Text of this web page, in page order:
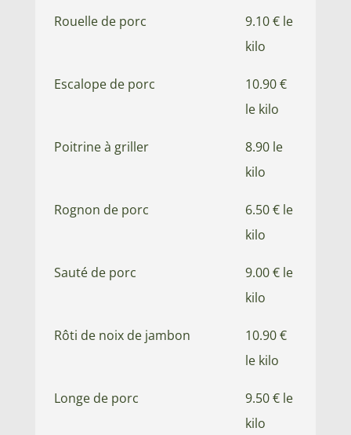
Rouelle de porc
9.10 € le
kilo
Escalope de porc
10.90 €
le kilo
Poitrine à griller
8.90 le
kilo
Rognon de porc
6.50 € le
kilo
Sauté de porc
9.00 € le
kilo
Rôti de noix de jambon
10.90 €
le kilo
Longe de porc
9.50 € le
kilo